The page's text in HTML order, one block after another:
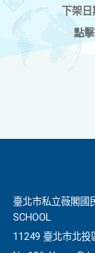
下架日
點擊
臺北市私立薇閣國
SCHOOL
11249 臺北市北投